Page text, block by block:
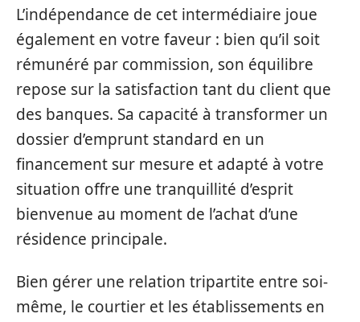
L’indépendance de cet intermédiaire joue
également en votre faveur : bien qu’il soit
rémunéré par commission, son équilibre
repose sur la satisfaction tant du client que
des banques. Sa capacité à transformer un
dossier d’emprunt standard en un
financement sur mesure et adapté à votre
situation offre une tranquillité d’esprit
bienvenue au moment de l’achat d’une
résidence principale.
Bien gérer une relation tripartite entre soi-
même, le courtier et les établissements en